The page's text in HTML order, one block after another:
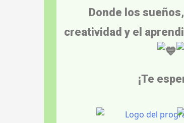
Donde los
creatividady el
¡Te